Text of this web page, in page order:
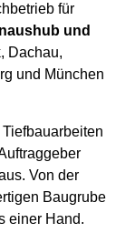
für
und
Dachau,
und München
Von der
Baugrube
einer Hand.